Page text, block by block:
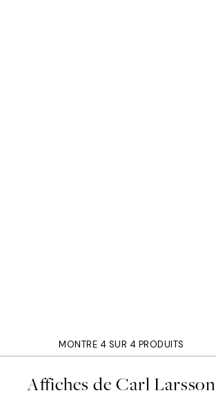
MONTRE 4 SUR 4 PRODUITS
Affiches de Carl Larsson